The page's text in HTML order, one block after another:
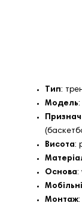
Тип:
Модель:
Висота:
Основа:
Монтаж: